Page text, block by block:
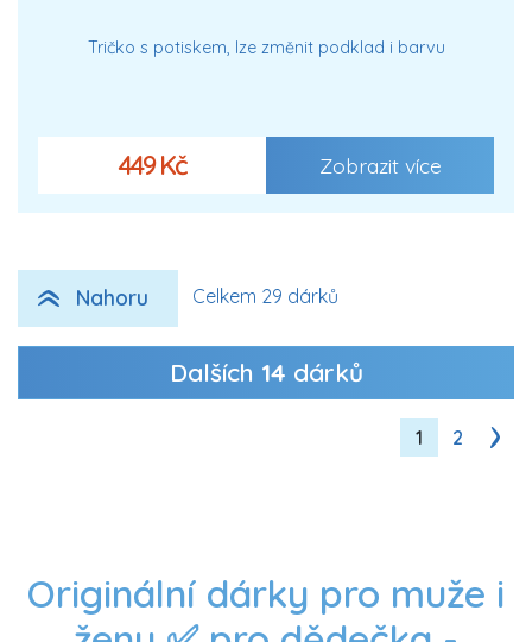
Tričko s potiskem, lze změnit podklad i barvu
449 Kč Zobrazit více
Nahoru Celkem 29 dárků
Dalších 14 dárků
1 2
Originální dárky pro muže i